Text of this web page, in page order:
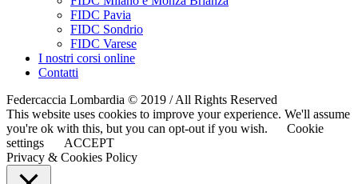
FIDC Pavia
FIDC Sondrio
FIDC Varese
I nostri corsi online
Contatti
Federcaccia Lombardia © 2019 / All Rights Reserved
This website uses cookies to improve your experience. We'll assume
you're ok with this, but you can opt-out if you wish.
Cookie
settings
ACCEPT
Privacy & Cookies Policy